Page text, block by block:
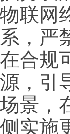
物联网
系，严
在合规
源，引
场景，
侧实施